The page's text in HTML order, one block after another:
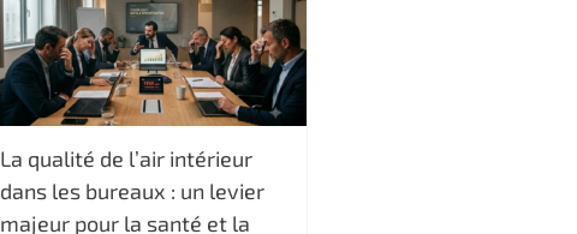
La qualité de l’air intérieur
dans les bureaux : un levier
majeur pour la santé et la